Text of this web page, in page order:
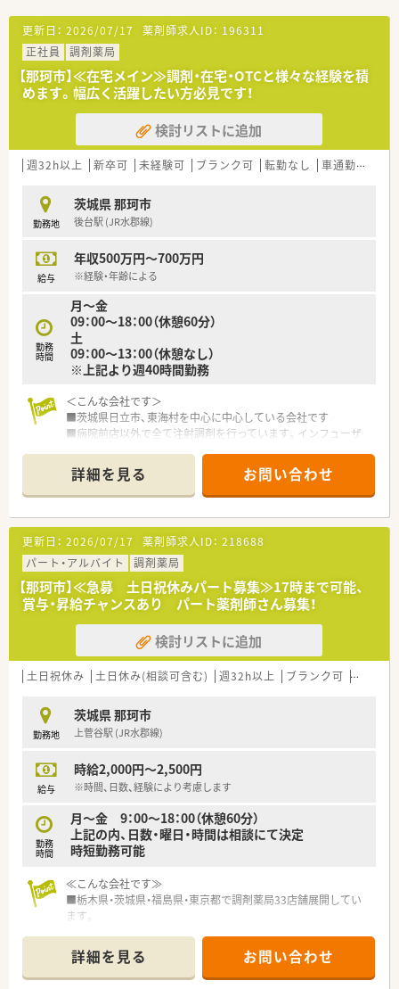
更新日： 2026/07/17 薬剤師求人ID： 196311
正社員
調剤薬局
【那珂市】≪在宅メイン≫調剤・在宅・OTCと様々な経験を積
めます。幅広く活躍したい方必見です！
検討リストに追加
週32h以上 新卒可 未経験可 ブランク可 転勤なし 車通勤可
勤務地
茨城県 那珂市
後台駅 (JR水郡線)
給与
年収500万円～700万円
※経験・年齢による
勤務
時間
月～金
09：00～18：00（休憩60分）
土
09：00～13：00（休憩なし）
※上記より週40時間勤務
＜こんな会社です＞
■茨城県日立市、東海村を中心に中心している会社です
■病院前店以外で全て注射調剤を行っています。インフューザ
■クリーンベンチ完備。在宅の取り組みを評価され、厚生労働省
からも視察に訪れた実績がある薬局会社です
■病院と連携が密で柔軟に対応してもらえるケースが多いため、
通常の薬局よりも濃い経験を積むことが出来ます。ターミナル
の患者様も多いです。
■学生実習多数受け入れています。指導薬剤師取るために入社
した薬剤師も在籍しています。
■地域連携薬局もほとんどの店舗で取れています。
■小児認定、スポーツファーマシスト、健康サポート薬剤師など
様々な認定取得のチャンスがあります
＜こんな薬局です＞
■近隣に病院は無く、外来は1日３枚程度で、施設と個人在宅を
メインに行っています
レンスにも参加し、ご自宅に帰ってどうしていくか、注射はどこ
が対応するかなど他職種の方々と打ち合わせなどしています。
■訪問したらトレーシングレポートは必ず提出するため経験を
■木日祝土曜日午後休みで残業は月5～6時間程度です
■オンコールがありますが、基本的に一度代表を経由するため夜
＜こんな方にお勧め＞
■服薬指導ではなく、「服薬支援」という考えを持っています。患
方
■病院からの転向者が多いです！退院までだけではなく、生活に
密着し、患者様の回復を長く支援できることにやりがいを感じる
詳細を見る お問い合わせ
更新日： 2026/07/17 薬剤師求人ID： 218688
パート・アルバイト
調剤薬局
【那珂市】≪急募 土日祝休みパート募集≫17時まで可能、
賞与・昇給チャンスあり パート薬剤師さん募集！
検討リストに追加
土日祝休み 土日休み(相談可含む) 週32h以上 ブランク可 残業な
勤務地
茨城県 那珂市
上菅谷駅 (JR水郡線)
給与
時給2,000円～2,500円
※時間、日数、経験により考慮します
勤務
時間
月～金 9：00～18：00（休憩60分）
上記の内、日数・曜日・時間は相談にて決定
時短勤務可能
≪こんな会社です≫
■栃木県・茨城県・福島県・東京都で調剤薬局33店舗展開してい
ます。
営・商業ビル・マンションなどの賃貸事業も行っており、
■薬剤師1人あたり25枚以下の人員配置をしており、ゆとりをも
って働けます
詳細を見る お問い合わせ